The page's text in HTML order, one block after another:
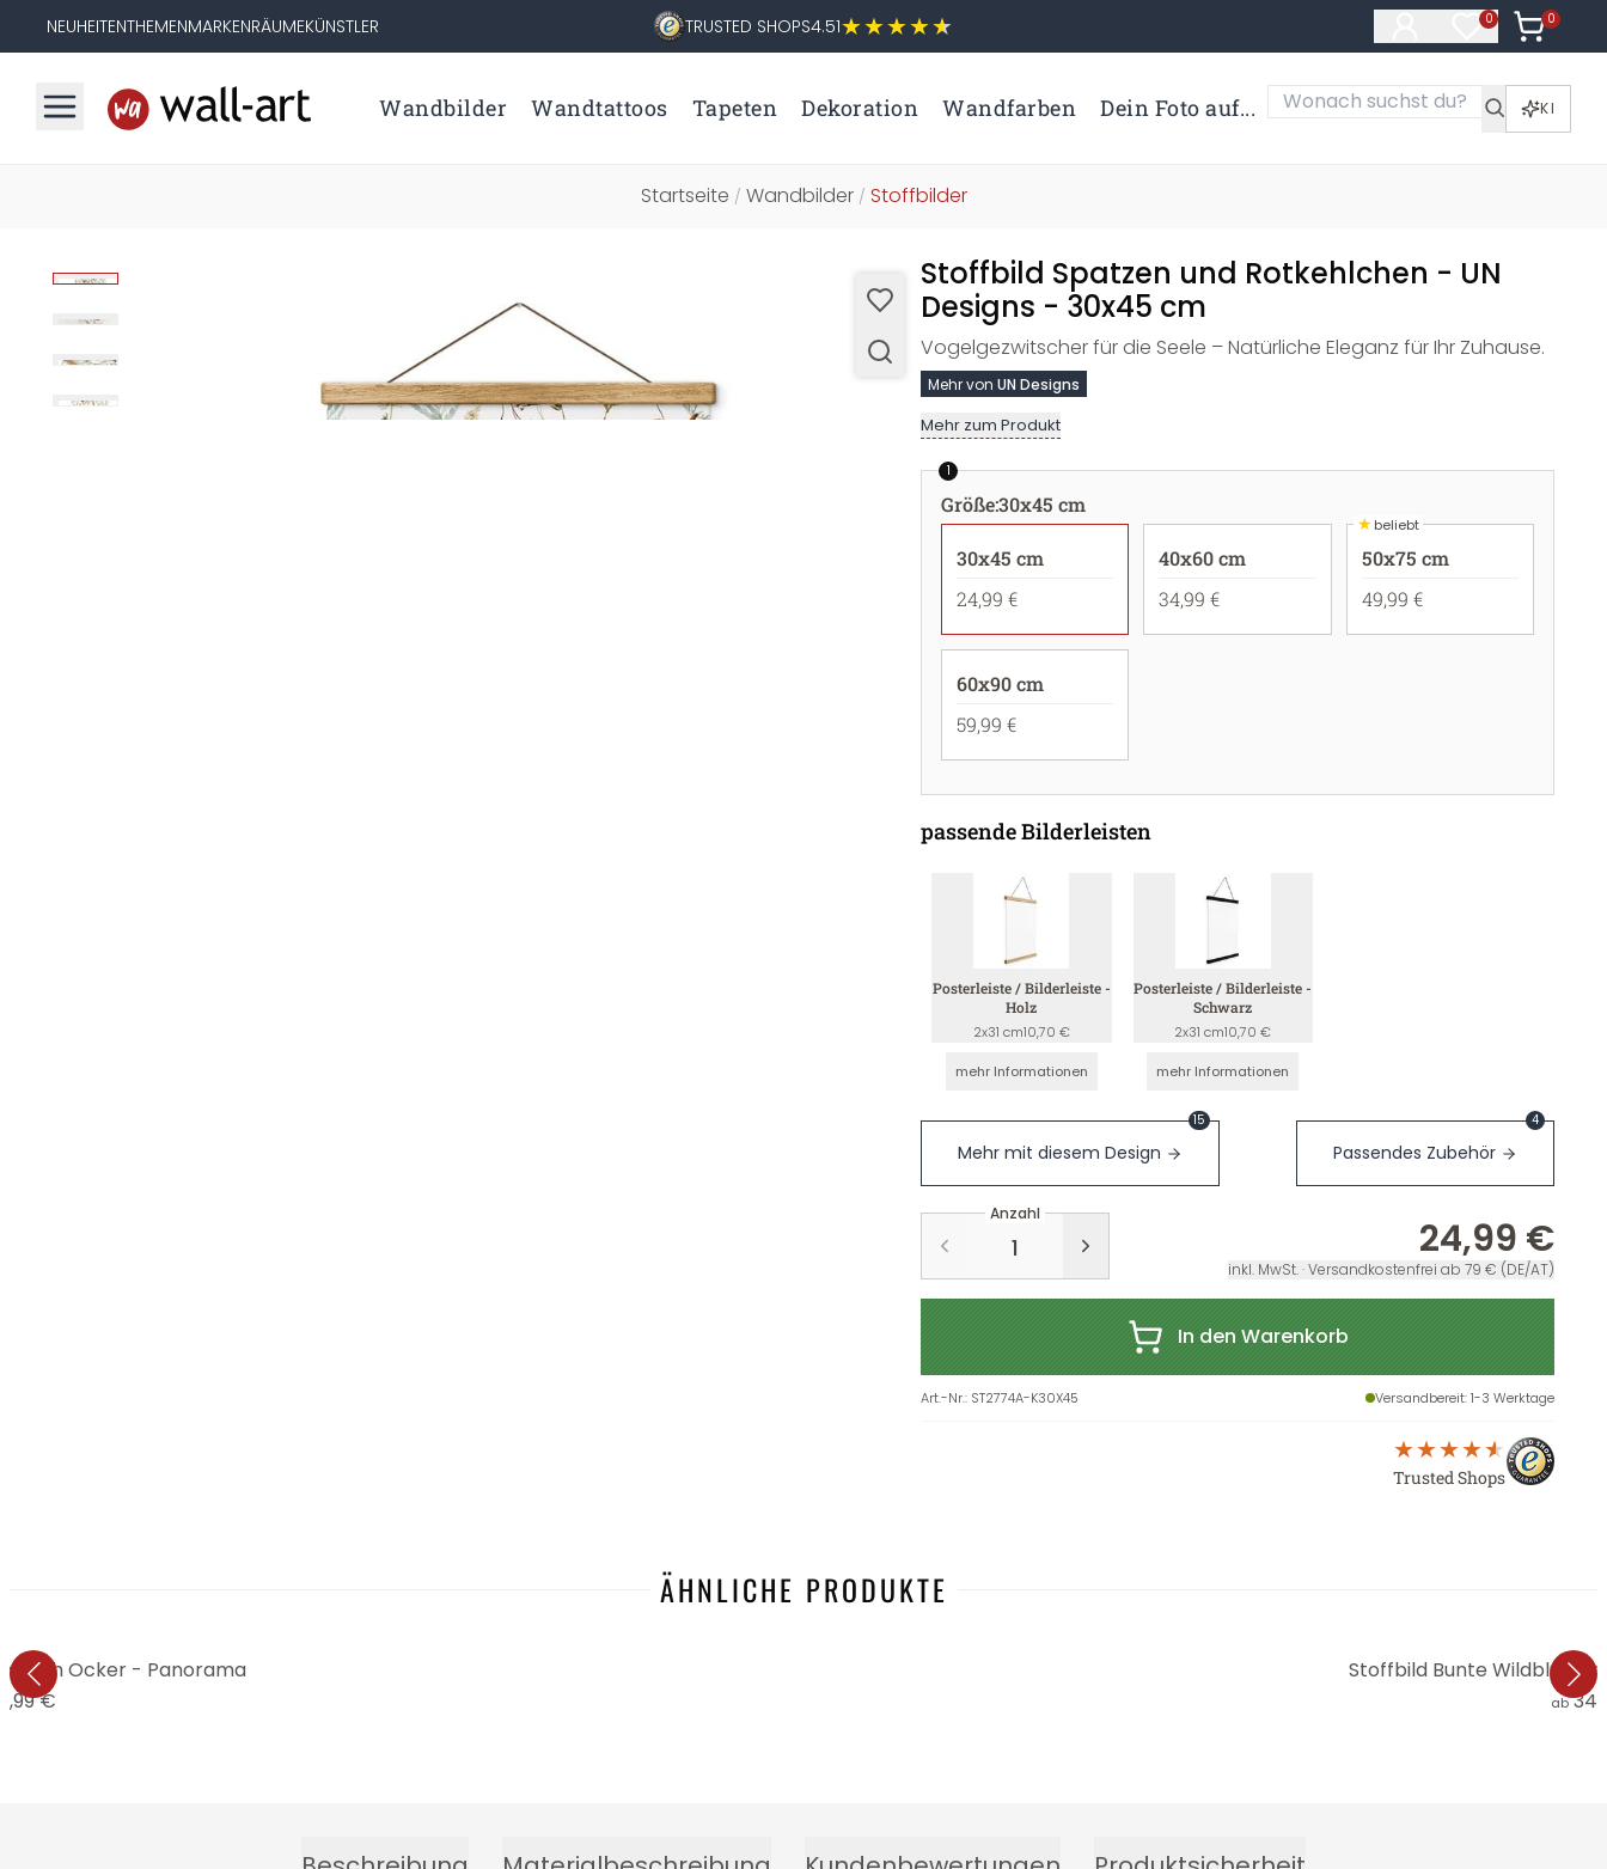
NEUHEITENTHEMENMARKENRÄUMEKÜNSTLER TRUSTED SHOPS4.51 0
Artikel im
0
Artikel
Wandbilder Wandtattoos Tapeten Dekoration Wandfarben Dein Foto auf... KI
Startseite / Wandbilder/ Stoffbilder
Stoffbild Spatzen und Rotkehlchen - UN
Designs - 30x45 cm
Vogelgezwitscher für die Seele – Natürliche Eleganz für Ihr Zuhause.
Mehr von UN Designs
Mehr zum Produkt
1
Größe:30x45 cm
30x45 cm
24,99 €
40x60 cm
34,99 €
★beliebt
50x75 cm
49,99 €
60x90 cm
59,99 €
passende Bilderleisten
Posterleiste / Bilderleiste -
Holz
2x31 cm10,70 €
mehr Informationen
Posterleiste / Bilderleiste -
Schwarz
2x31 cm10,70 €
mehr Informationen
Mehr mit diesem Design
15
Passendes Zubehör
4
Anzahl
24,99 €
inkl. MwSt. · Versandkostenfrei ab 79 € (DE/AT)
In den Warenkorb
Art.-Nr.: ST2774A-K30X45 Versandbereit: 1-3 Werktage
Trusted Shops
ÄHNLICHE PRODUKTE
Ocker - Panorama
€
Stoffbild Bunte
ab